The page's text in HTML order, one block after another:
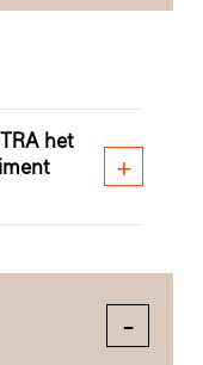
het